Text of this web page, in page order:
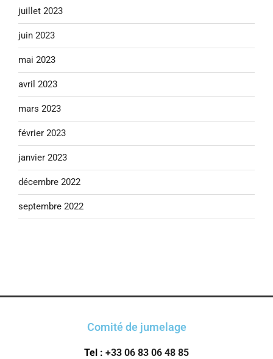
juillet 2023
juin 2023
mai 2023
avril 2023
mars 2023
février 2023
janvier 2023
décembre 2022
septembre 2022
Comité de jumelage
Tel : +33 06 83 06 48 85